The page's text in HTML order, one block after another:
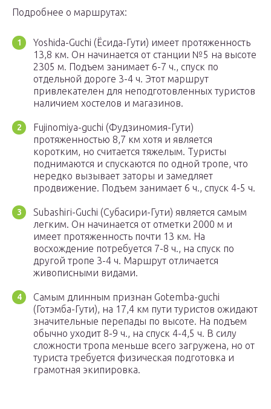
Подробнее о маршрутах:
Yoshida-Guchi (Ёсида-Гути) имеет протяженность
13,8 км. Он начинается от станции №5 на высоте
2305 м. Подъем занимает 6-7 ч., спуск по
отдельной дороге 3-4 ч. Этот маршрут
привлекателен для неподготовленных туристов
наличием хостелов и магазинов.
Fujinomiya-guchi (Фудзиномия-Гути)
протяженностью 8,7 км хотя и является
коротким, но считается тяжелым. Туристы
поднимаются и спускаются по одной тропе, что
нередко вызывает заторы и замедляет
продвижение. Подъем занимает 6 ч., спуск 4-5 ч.
Subashiri-Guchi (Субасири-Гути) является самым
легким. Он начинается от отметки 2000 м и
имеет протяженность почти 13 км. На
восхождение потребуется 7-8 ч., на спуск по
другой тропе 3-4 ч. Маршрут отличается
живописными видами.
Самым длинным признан Gotemba-guchi
(Готэмба-Гути), на 17,4 км пути туристов ожидают
значительные перепады по высоте. На подъем
обычно уходит 8-9 ч., на спуск 4-4,5 ч. В силу
сложности тропа меньше всего загружена, но от
туриста требуется физическая подготовка и
грамотная экипировка.